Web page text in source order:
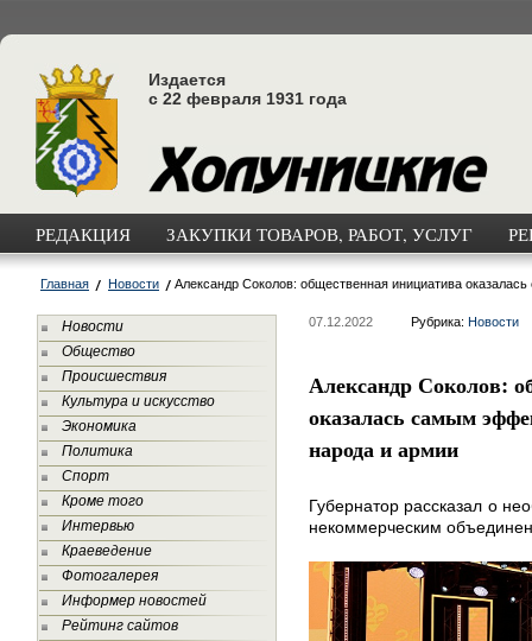
Издается
с 22 февраля 1931 года
РЕДАКЦИЯ ЗАКУПКИ ТОВАРОВ, РАБОТ, УСЛУГ
Главная Новости Александр Соколов: общественная инициатива
Новости
Общество
Происшествия
Культура и искусство
Экономика
Политика
Спорт
Кроме того
Интервью
Краеведение
Фотогалерея
Информер новостей
Рейтинг сайтов
07.12.2022 Рубрика: Новости
Александр Соколов:
оказалась самым
народа и армии
Губернатор рассказал о
некоммерческим